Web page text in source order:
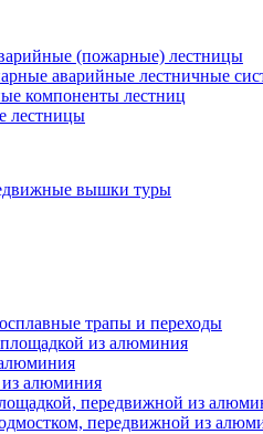
(пожарные) лестницы
аварийные лестничные
компоненты лестниц
лестницы
вышки туры
трапы и переходы
из алюминия
алюминия
передвижной из
передвижной из